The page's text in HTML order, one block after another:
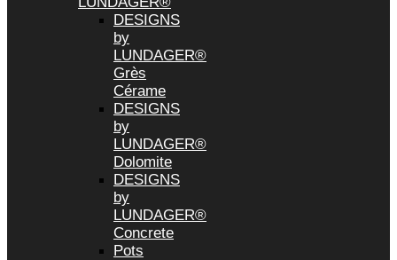
DESIGNS
by
LUNDAGER®
Grès
Cérame
DESIGNS
by
LUNDAGER®
Dolomite
DESIGNS
by
LUNDAGER®
Concrete
Pots